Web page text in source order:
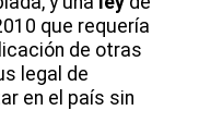
que requería
de otras
legal de
en el país sin